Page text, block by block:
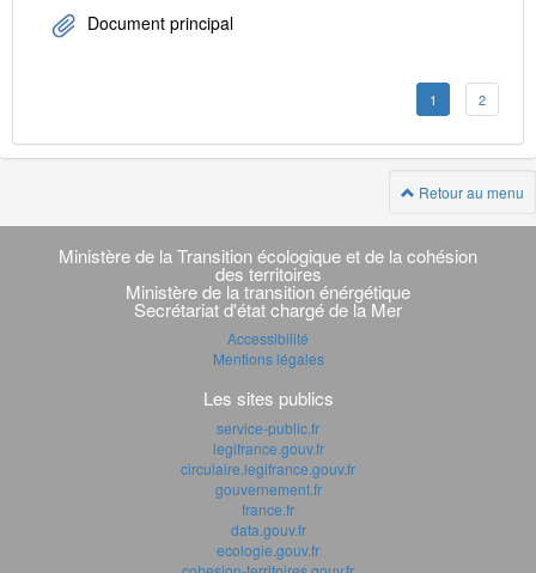
Document principal
1 2
Retour au menu
Navigation
transverse
Ministère de la Transition écologique et de la cohésion
des territoires
Ministère de la transition énérgétique
Secrétariat d'état chargé de la Mer
Accessibilité
Mentions légales
Les sites publics
service-public.fr
legifrance.gouv.fr
circulaire.legifrance.gouv.fr
gouvernement.fr
france.fr
data.gouv.fr
ecologie.gouv.fr